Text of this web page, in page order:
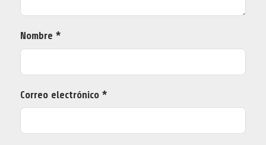
Nombre *
Correo electrónico *